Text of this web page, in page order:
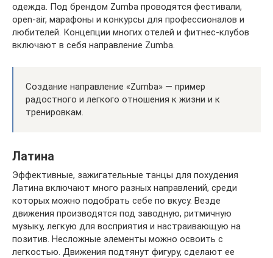
одежда. Под брендом Zumba проводятся фестивали,
open-air, марафоны и конкурсы для профессионалов и
любителей. Концепции многих отелей и фитнес-клубов
включают в себя направление Zumba.
Создание направление «Zumba» — пример
радостного и легкого отношения к жизни и к
тренировкам.
Латина
Эффективные, зажигательные танцы для похудения
Латина включают много разных направлений, среди
которых можно подобрать себе по вкусу. Везде
движения производятся под заводную, ритмичную
музыку, легкую для восприятия и настраивающую на
позитив. Несложные элементы можно освоить с
легкостью. Движения подтянут фигуру, сделают ее